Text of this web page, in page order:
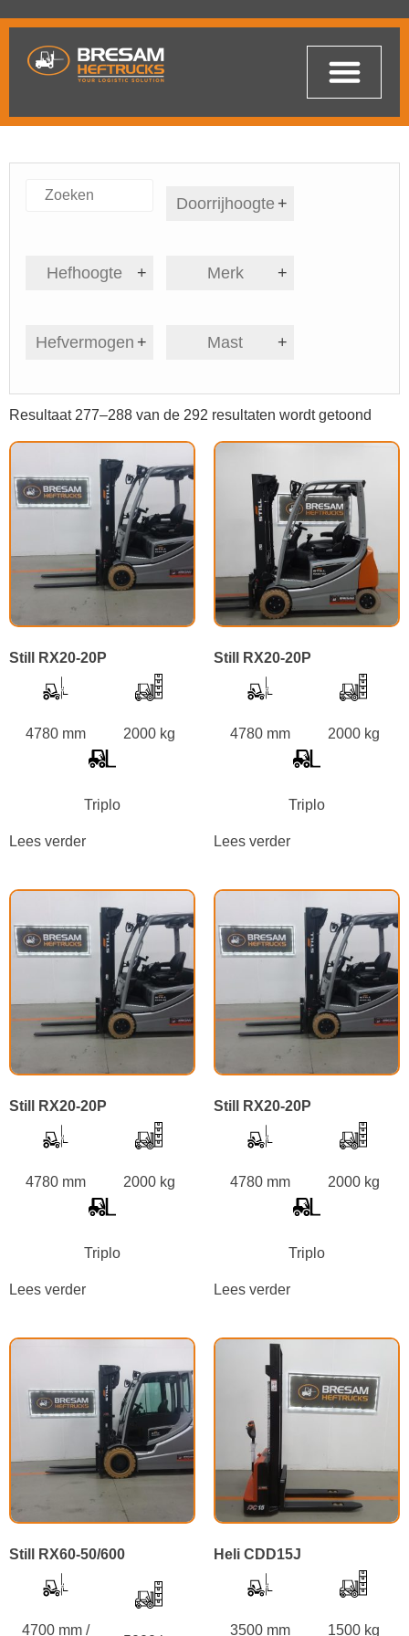
Doorrijhoogte +
Hefhoogte + Merk +
Hefvermogen + Mast +
Resultaat 277–288 van de 292 resultaten wordt getoond
Still RX20-20P
4780 mm 2000 kg
Triplo
Lees verder
Still RX20-20P
4780 mm 2000 kg
Triplo
Lees verder
Still RX20-20P
4780 mm 2000 kg
Triplo
Lees verder
Still RX20-20P
4780 mm 2000 kg
Triplo
Lees verder
Still RX60-50/600
4700 mm /
Heli CDD15J
3500 mm 1500 kg